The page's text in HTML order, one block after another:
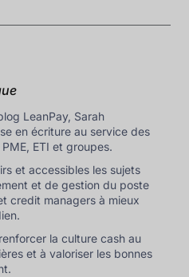
LeanPay, Sarah
en écriture au service des
ETI et groupes.
et accessibles les sujets
et de gestion du poste
credit managers à mieux
la culture cash au
et à valoriser les bonnes